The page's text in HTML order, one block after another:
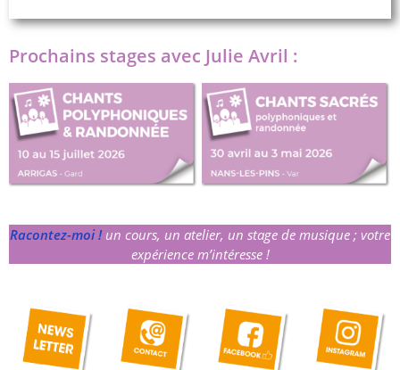
Prochains stages avec Julie Avril :
Racontez-moi ! un cours, un atelier, un stage de musique ; votre
expérience m’intéresse !